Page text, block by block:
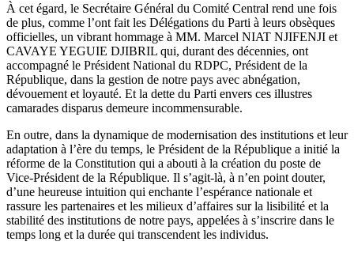
À cet égard, le Secrétaire Général du Comité Central rend une fois
de plus, comme l’ont fait les Délégations du Parti à leurs obsèques
officielles, un vibrant hommage à MM. Marcel NIAT NJIFENJI et
CAVAYE YEGUIE DJIBRIL qui, durant des décennies, ont
accompagné le Président National du RDPC, Président de la
République, dans la gestion de notre pays avec abnégation,
dévouement et loyauté. Et la dette du Parti envers ces illustres
camarades disparus demeure incommensurable.
En outre, dans la dynamique de modernisation des institutions et leur
adaptation à l’ère du temps, le Président de la République a initié la
réforme de la Constitution qui a abouti à la création du poste de
Vice-Président de la République. Il s’agit-là, à n’en point douter,
d’une heureuse intuition qui enchante l’espérance nationale et
rassure les partenaires et les milieux d’affaires sur la lisibilité et la
stabilité des institutions de notre pays, appelées à s’inscrire dans le
temps long et la durée qui transcendent les individus.